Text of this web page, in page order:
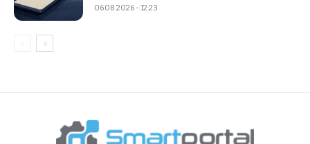
06.08.2026 - 12:23